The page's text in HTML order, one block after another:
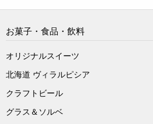
お菓子・食品・飲料
オリジナルスイーツ
北海道 ヴィラルピシア
クラフトビール
グラス＆ソルベ